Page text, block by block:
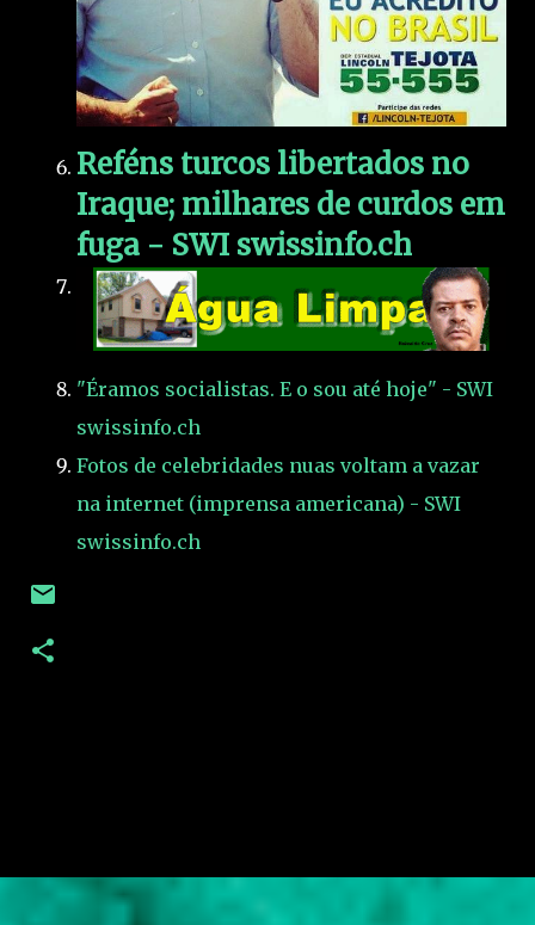
Reféns turcos libertados no
Iraque; milhares de curdos em
fuga - SWI swissinfo.ch
"Éramos socialistas. E o sou até hoje" - SWI
swissinfo.ch
Fotos de celebridades nuas voltam a vazar
na internet (imprensa americana) - SWI
swissinfo.ch